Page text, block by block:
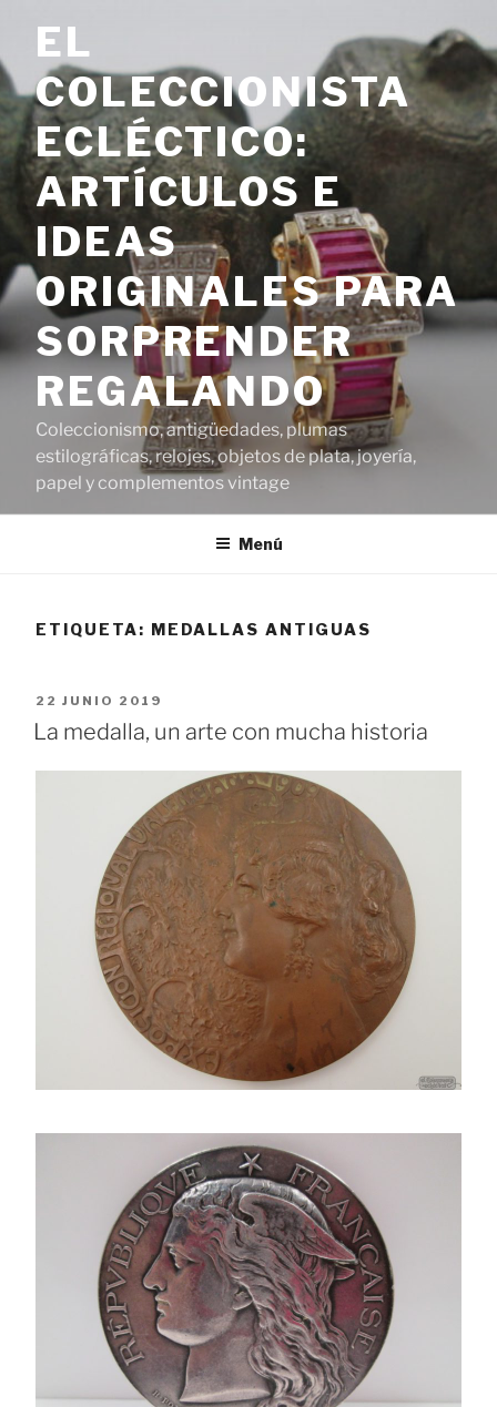
contenido
EL
COLECCIONISTA
ECLÉCTICO:
ARTÍCULOS E
IDEAS
ORIGINALES PARA
SORPRENDER
REGALANDO
Coleccionismo, antigüedades, plumas
estilográficas, relojes, objetos de plata, joyería,
papel y complementos vintage
Menú
ETIQUETA: MEDALLAS ANTIGUAS
PUBLICADO
EL
22 JUNIO 2019
La medalla, un arte con mucha historia